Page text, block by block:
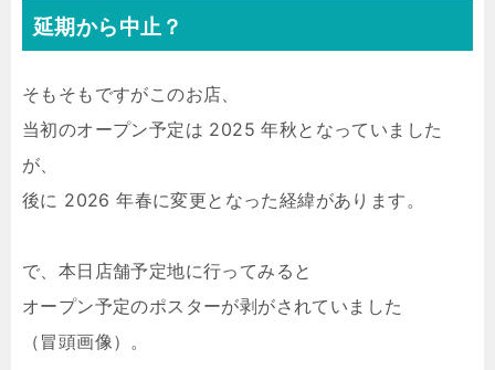
延期から中止？
そもそもですがこのお店、
当初のオープン予定は 2025 年秋となっていました
が、
後に 2026 年春に変更となった経緯があります。
で、本日店舗予定地に行ってみると
オープン予定のポスターが剥がされていました
（冒頭画像）。